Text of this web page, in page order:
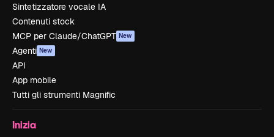
Sintetizzatore vocale IA
Contenuti stock
MCP per Claude/ChatGPT New
Agenti New
API
App mobile
Tutti gli strumenti Magnific
Inizia